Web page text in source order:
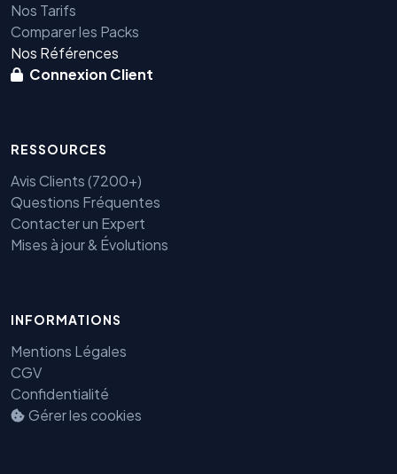
Nos Tarifs
Comparer les Packs
Nos Références
Connexion Client
RESSOURCES
Avis Clients (7200+)
Questions Fréquentes
Contacter un Expert
Mises à jour & Évolutions
INFORMATIONS
Mentions Légales
CGV
Confidentialité
Gérer les cookies